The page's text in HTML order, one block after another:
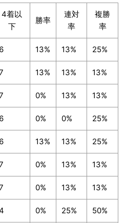
4着以
下
勝率
連対
率
複勝
率
6 13% 13% 25%
13% 13% 13%
0% 13% 13%
6 0% 0% 25%
6 13% 13% 25%
0% 13% 13%
0% 13% 13%
0% 25% 50%